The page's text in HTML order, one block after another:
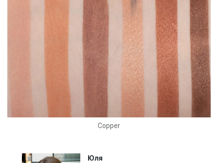
Copper
Юля